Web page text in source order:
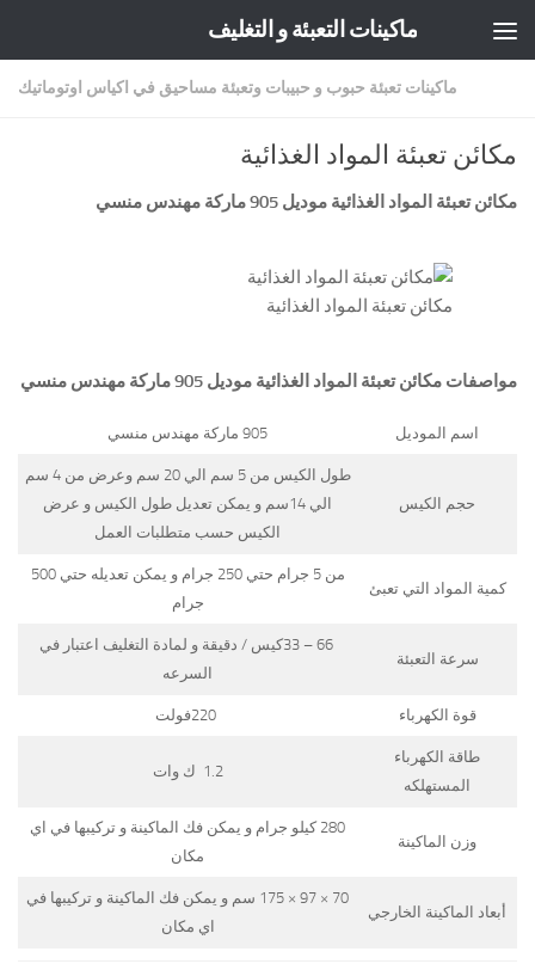
ماكينات التعبئة و التغليف
ماكينات تعبئة حبوب و حبيبات وتعبئة مساحيق في اكياس اوتوماتيك
مكائن تعبئة المواد الغذائية
مكائن تعبئة المواد الغذائية موديل 905 ماركة مهندس منسي
مكائن تعبئة المواد الغذائية
مواصفات مكائن تعبئة المواد الغذائية موديل 905 ماركة مهندس منسي
اسم الموديل 905 ماركة مهندس منسي
حجم الكيس
طول الكيس من 5 سم الي 20 سم وعرض من 4 سم
الي 14سم و يمكن تعديل طول الكيس و عرض
الكيس حسب متطلبات العمل
كمية المواد التي تعبئ
من 5 جرام حتي 250 جرام و يمكن تعديله حتي 500
جرام
سرعة التعبئة
66 – 33كيس / دقيقة و لمادة التغليف اعتبار في
السرعه
قوة الكهرباء
طاقة الكهرباء
المستهلكه
1.2 ك وات
وزن الماكينة
280 كيلو جرام و يمكن فك الماكينة و تركيبها في اي
مكان
أبعاد الماكينة الخارجي
70 × 97 × 175 سم و يمكن فك الماكينة و تركيبها في
اي مكان